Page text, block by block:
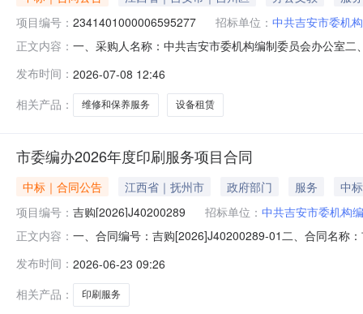
项目编号： 2341401000006595277 招标单位： 中共吉安市委机
正文内容： 一、采购人名称：中共吉安市委机构编制委员会办公室
设备/LED显示设备/维修和保养服务/设备租赁件
发布时间： 2026-07-08 12:46
相关产品：
维修和保养服务 设备租赁
市委编办2026年度印刷服务项目合同
中标｜合同公告 江西省｜抚州市 政府部门 服务
中
项目编号： 吉购[2026]J40200289 招标单位： 中共吉安市委机构
正文内容： 一、合同编号：吉购[2026]J40200289-01二、合同名称
吉安市吉州区井冈山大道62号(吉安市体育馆10号门面)
发布时间： 2026-06-23 09:26
相关产品：
印刷服务